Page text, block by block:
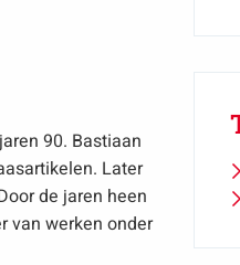
90. Bastiaan
Later
de jaren heen
van werken onder